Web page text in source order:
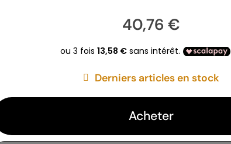
40,76 €
Derniers articles en stock
Acheter